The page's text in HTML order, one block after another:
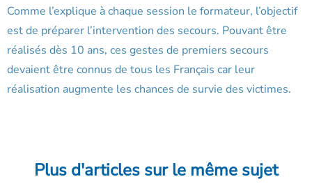
Comme l’explique à chaque session le formateur, l’objectif
est de préparer l’intervention des secours. Pouvant être
réalisés dès 10 ans, ces gestes de premiers secours
devaient être connus de tous les Français car leur
réalisation augmente les chances de survie des victimes.
Plus d'articles sur le même sujet